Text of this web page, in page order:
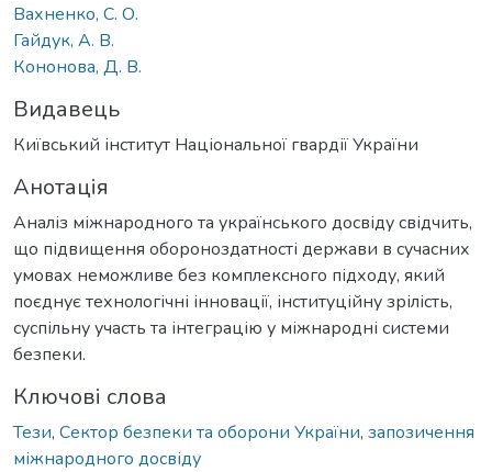
Вахненко, С. О.
Гайдук, А. В.
Кононова, Д. В.
Видавець
Київський інститут Національної гвардії України
Анотація
Аналіз міжнародного та українського досвіду свідчить,
що підвищення обороноздатності держави в сучасних
умовах неможливе без комплексного підходу, який
поєднує технологічні інновації, інституційну зрілість,
суспільну участь та інтеграцію у міжнародні системи
безпеки.
Ключові слова
Тези, Сектор безпеки та оборони України, запозичення
міжнародного досвіду